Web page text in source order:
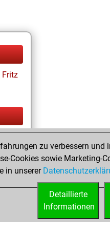
Fritz
zu verbessern und
Cookies sowie Marketing-
in unserer
Detaillierte
Informationen